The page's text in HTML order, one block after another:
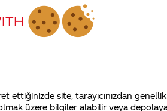
Coca-Cola’yı kim buldu?
internetimle
Coca-Cola Şirketi
ettiğinizde site, tarayıcınızdan
üzere bilgiler alabilir veya